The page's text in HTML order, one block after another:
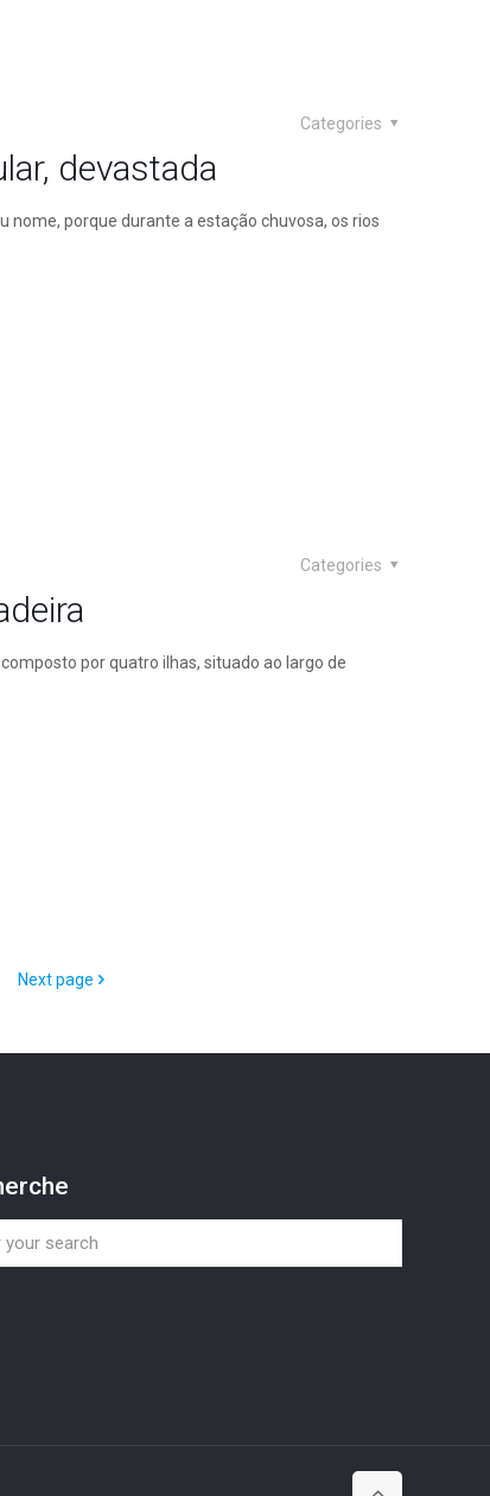
Categories
devastada
nome, porque durante a estação chuvosa, os rios
Categories
por quatro ilhas, situado ao largo de
Next page